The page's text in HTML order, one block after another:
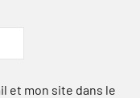
et mon site dans le